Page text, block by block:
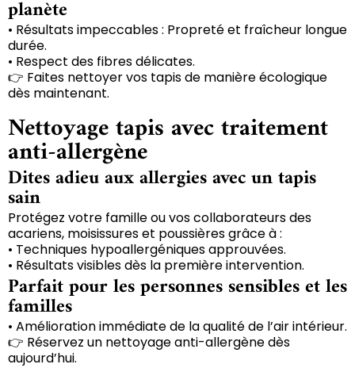
planète
• Résultats impeccables : Propreté et fraîcheur longue
durée.
• Respect des fibres délicates.
👉 Faites nettoyer vos tapis de manière écologique
dès maintenant.
Nettoyage tapis avec traitement
anti-allergène
Dites adieu aux allergies avec un tapis
sain
Protégez votre famille ou vos collaborateurs des
acariens, moisissures et poussières grâce à :
• Techniques hypoallergéniques approuvées.
• Résultats visibles dès la première intervention.
Parfait pour les personnes sensibles et les
familles
• Amélioration immédiate de la qualité de l’air intérieur.
👉 Réservez un nettoyage anti-allergène dès
aujourd’hui.